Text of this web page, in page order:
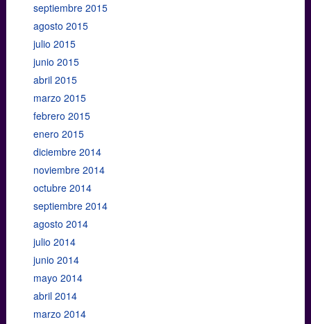
septiembre 2015
agosto 2015
julio 2015
junio 2015
abril 2015
marzo 2015
febrero 2015
enero 2015
diciembre 2014
noviembre 2014
octubre 2014
septiembre 2014
agosto 2014
julio 2014
junio 2014
mayo 2014
abril 2014
marzo 2014